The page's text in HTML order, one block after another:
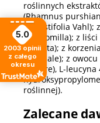
roślinnych
(Rhamnus
Angustifolia Vahl);
chamomilla); z
piperita); z
officinale); z
vulgare), L-leucyna
roślinnej).
Zalecane
5.0
2003 opinii
z całego
okresu